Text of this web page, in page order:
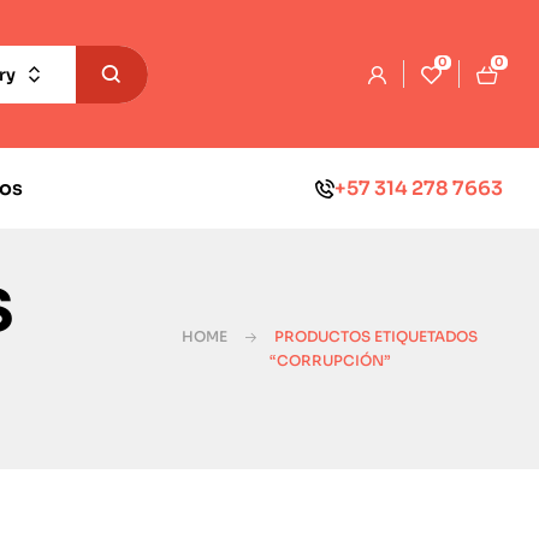
0 0
+57 314 278 7663
HOME
PRODUCTOS ETIQUETADOS
“CORRUPCIÓN”